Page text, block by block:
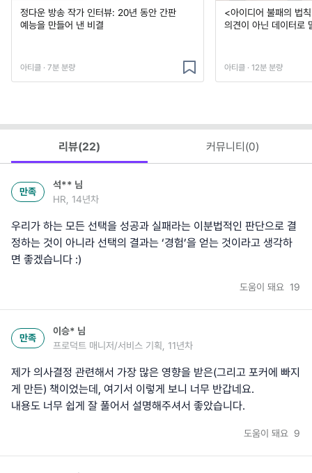
정다운 방송 작가 인터뷰: 20년 동안 간판
예능을 만들어 낸 비결
아티클 · 7분 분량
<아이디어 불패의 법
의견이 아닌 데이터로
아티클 · 12분 분량
리뷰(22) 커뮤니티(0)
만족
석** 님
HR, 14년차
우리가 하는 모든 선택을 성공과 실패라는 이분법적인 판단으로 결
정하는 것이 아니라 선택의 결과는 ‘경험’을 얻는 것이라고 생각하
면 좋겠습니다 :)
도움이 돼요 19
만족
이승* 님
프로덕트 매니저/서비스 기획, 11년차
제가 의사결정 관련해서 가장 많은 영향을 받은(그리고 포커에 빠지
게 만든) 책이었는데, 여기서 이렇게 보니 너무 반갑네요.
내용도 너무 쉽게 잘 풀어서 설명해주셔서 좋았습니다.
도움이 돼요 9